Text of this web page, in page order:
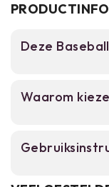
PRODUCTINFO
Deze
die een
lichtgewicht
Waarom
Katoen